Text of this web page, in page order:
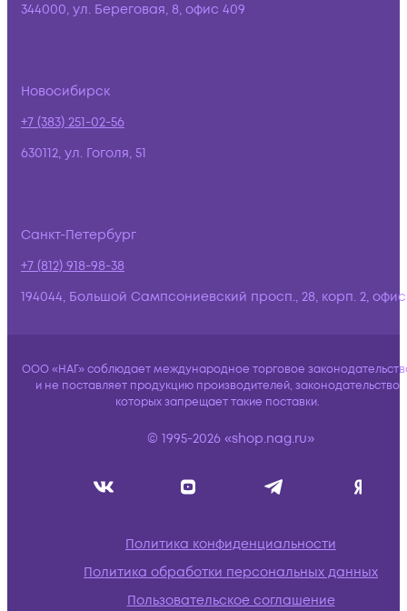
344000, ул. Береговая, 8, офис 409
Новосибирск
+7 (383) 251-02-56
630112, ул. Гоголя, 51
Санкт-Петербург
+7 (812) 918-98-38
194044, Большой Сампсониевский просп., 28, корп. 2,
ООО «НАГ» соблюдает международное торговое
и не поставляет продукцию производителей, законодательство
которых запрещает такие поставки.
© 1995-2026 «shop.nag.ru»
Политика конфиденциальности
Политика обработки персональных данных
Пользовательское соглашение